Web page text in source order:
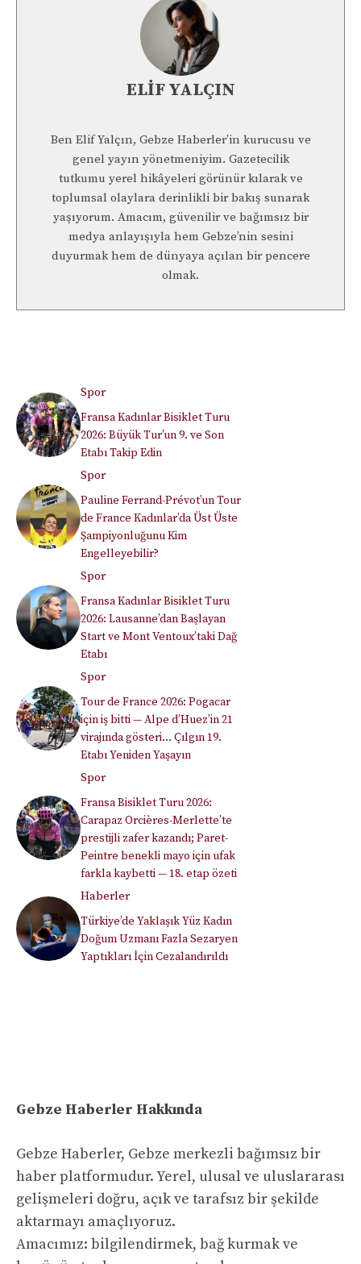
ELIF YALÇIN
Ben Elif Yalçın, Gebze Haberler’in kurucusu ve
genel yayın yönetmeniyim. Gazetecilik
tutkumu yerel hikâyeleri görünür kılarak ve
toplumsal olaylara derinlikli bir bakış sunarak
yaşıyorum. Amacım, güvenilir ve bağımsız bir
medya anlayışıyla hem Gebze’nin sesini
duyurmak hem de dünyaya açılan bir pencere
olmak.
Spor
Fransa Kadınlar Bisiklet Turu
2026: Büyük Tur’un 9. ve Son
Etabı Takip Edin
Spor
Pauline Ferrand-Prévot’un Tour
de France Kadınlar’da Üst Üste
Şampiyonluğunu Kim
Engelleyebilir?
Spor
Fransa Kadınlar Bisiklet Turu
2026: Lausanne’dan Başlayan
Start ve Mont Ventoux’taki Dağ
Etabı
Spor
Tour de France 2026: Pogacar
için iş bitti — Alpe d’Huez’in 21
virajında gösteri… Çılgın 19.
Etabı Yeniden Yaşayın
Spor
Fransa Bisiklet Turu 2026:
Carapaz Orcières-Merlette’te
prestijli zafer kazandı; Paret-
Peintre benekli mayo için ufak
farkla kaybetti — 18. etap özeti
Haberler
Türkiye’de Yaklaşık Yüz Kadın
Doğum Uzmanı Fazla Sezaryen
Yaptıkları İçin Cezalandırıldı
Gebze Haberler Hakkında
Gebze Haberler, Gebze merkezli bağımsız bir
haber platformudur. Yerel, ulusal ve uluslararası
gelişmeleri doğru, açık ve tarafsız bir şekilde
aktarmayı amaçlıyoruz.
Amacımız: bilgilendirmek, bağ kurmak ve